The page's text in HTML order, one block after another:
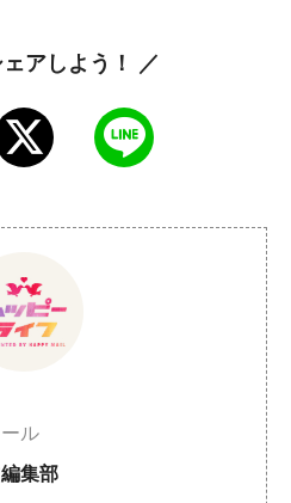
アしよう！ ／
ル
集部